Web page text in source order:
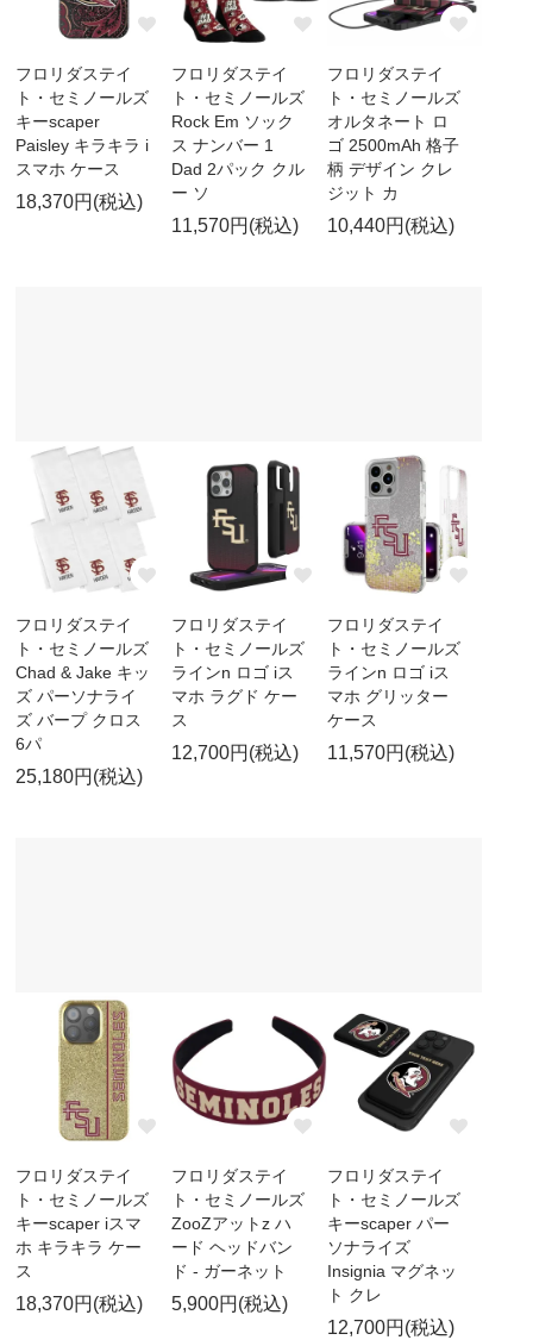
フロリダステイ
ト・セミノールズ
キーscaper
Paisley キラキラ i
スマホ ケース
18,370円(税込)
フロリダステイ
ト・セミノールズ
Rock Em ソック
ス ナンバー 1
Dad 2パック クル
ー ソ
11,570円(税込)
フロリダステイ
ト・セミノールズ
オルタネート ロ
ゴ 2500mAh 格子
柄 デザイン クレ
ジット カ
10,440円(税込)
フロリダステイ
ト・セミノールズ
Chad & Jake キッ
ズ パーソナライ
ズ バープ クロス
6パ
25,180円(税込)
フロリダステイ
ト・セミノールズ
ラインn ロゴ iス
マホ ラグド ケー
ス
12,700円(税込)
フロリダステイ
ト・セミノールズ
ラインn ロゴ iス
マホ グリッター
ケース
11,570円(税込)
フロリダステイ
ト・セミノールズ
キーscaper iスマ
ホ キラキラ ケー
ス
18,370円(税込)
フロリダステイ
ト・セミノールズ
ZooZアットz ハ
ード ヘッドバン
ド - ガーネット
5,900円(税込)
フロリダステイ
ト・セミノールズ
キーscaper パー
ソナライズ
Insignia マグネッ
ト クレ
12,700円(税込)